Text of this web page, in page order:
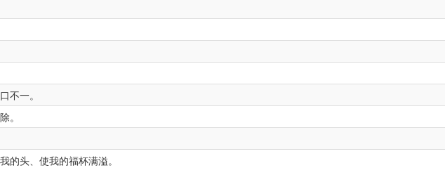
不一。
。
的头、使我的福杯满溢。